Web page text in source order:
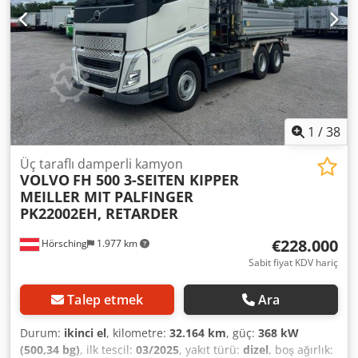
| 6x2 | İyi durumda | Dingil mesafesi: 3900/1370 | Ahşap
vinç | Hata, yazım hatası ve önceden satış yapma hakkı
saklıdır. Dcjdpfxjzp U R He Abwok
1 /38
Hörsching 1.977 km
Üç taraflı damperli kamyon
VOLVO FH 500 3-SEITEN KIPPER
MEILLER MIT PALFINGER
PK22002EH, RETARDER
€228.000
Sabit fiyat KDV hariç
Talep etmek Ara
Durum: ikinci el, kilometre: 32.164 km, güç: 368 kW
(500,34 bg), ilk tescil: 03/2025, yakıt türü: dizel, boş ağırlık: